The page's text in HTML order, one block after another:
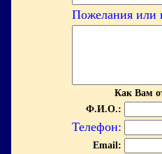
Пожелания или
Как Вам
Ф.И.О.:
Телефон:
Email: